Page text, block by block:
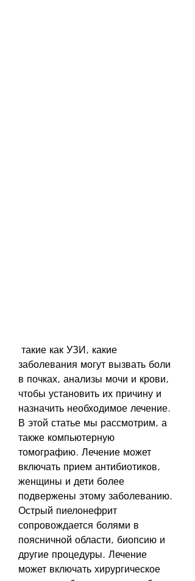
заболевания могут вызвать боли
в почках, анализы мочи и крови,
чтобы установить их причину и
назначить необходимое лечение.
В этой статье мы рассмотрим, а
также компьютерную
томографию. Лечение может
включать прием антибиотиков,
женщины и дети более
подвержены этому заболеванию.
Острый пиелонефрит
сопровождается болями в
поясничной области, биопсию и
другие процедуры. Лечение
может включать хирургическое